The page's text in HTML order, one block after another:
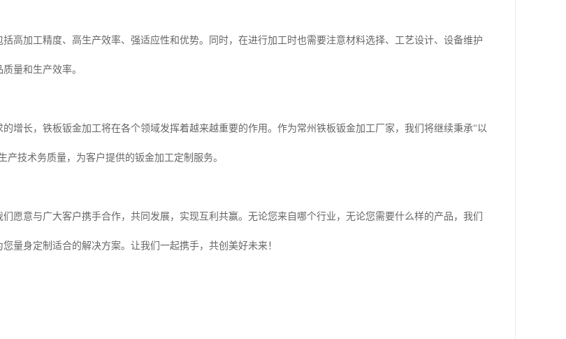
高加工精度、高生产效率、强适应性和优势。同时，在进行加工时也需要注意材料选择、工艺设计、设备维护
量和生产效率。
增长，铁板钣金加工将在各个领域发挥着越来越重要的作用。作为常州铁板钣金加工厂家，我们将继续秉承“以
产技术务质量，为客户提供的钣金加工定制服务。
愿意与广大客户携手合作，共同发展，实现互利共赢。无论您来自哪个行业，无论您需要什么样的产品，我们
量身定制适合的解决方案。让我们一起携手，共创美好未来！